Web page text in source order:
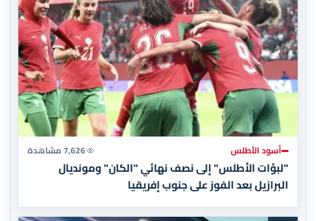
أسود الأطلس 7,626 مشاهدة
"لبؤات الأطلس" إلى نصف نهائي "الكان" ومونديال
البرازيل بعد الفوز على جنوب إفريقيا